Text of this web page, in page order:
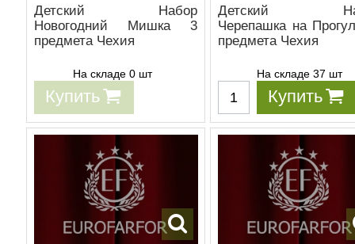
Детский Набор
Новогодний Мишка 3
предмета Чехия
На складе 0 шт
Купить
Детский
Черепашка на
предмета Чехия
На складе 37 шт
Купить